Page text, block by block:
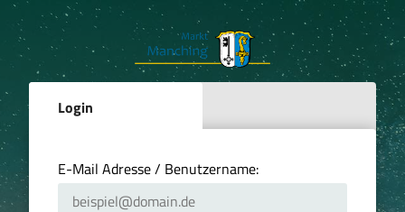
Login
E-Mail Adresse / Benutzername: